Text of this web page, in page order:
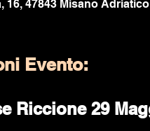
47843 Misano
Evento:
Riccione 29